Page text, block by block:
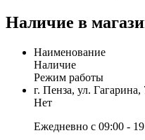
Наличие в
Наименование
Наличие
Режим работы
г. Пенза, ул. Гагарина,
Нет
Ежедневно с 09:00 -